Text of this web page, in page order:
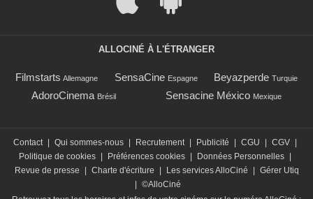
ALLOCINÉ À L'ÉTRANGER
Filmstarts Allemagne SensaCine Espagne Beyazperde Turquie
AdoroCinema Brésil Sensacine México Mexique
Contact Qui sommes-nous Recrutement Publicité CGU CGV
Politique de cookies
Préférences cookies Données Personnelles
Revue de presse
Charte d'écriture Les services AlloCiné
Gérer Utiq
©AlloCiné